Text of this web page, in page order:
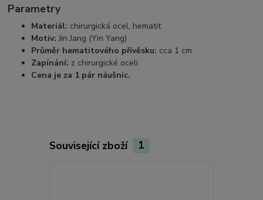
Parametry
Materiál: chirurgická ocel, hematit
Motiv: Jin Jang (Yin Yang)
Průměr hematitového přívěsku: cca 1 cm
Zapínání: z chirurgické oceli
Cena je za 1 pár náušnic.
Související zboží 1